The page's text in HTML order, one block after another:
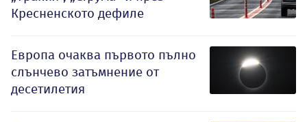
Кресненското дефиле
Европа очаква първото пълно
слънчево затъмнение от
десетилетия